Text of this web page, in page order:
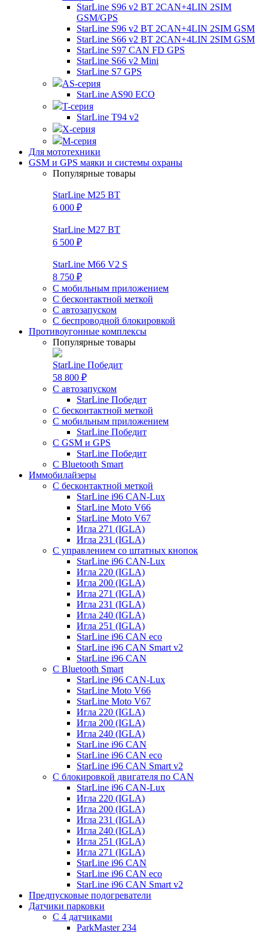
StarLine S96 v2 BT 2CAN+4LIN 2SIM
GSM/GPS
StarLine S96 v2 BT 2CAN+4LIN 2SIM GSM
StarLine S66 v2 BT 2CAN+4LIN 2SIM GSM
StarLine S97 CAN FD GPS
StarLine S66 v2 Mini
StarLine S7 GPS
AS-серия
StarLine AS90 ECO
T-серия
StarLine T94 v2
X-серия
M-серия
Для мототехники
GSM и GPS маяки и системы охраны
Популярные товары
StarLine M25 BT
6 000 ₽
StarLine M27 BT
6 500 ₽
StarLine M66 V2 S
8 750 ₽
С мобильным приложением
С бесконтактной меткой
С автозапуском
С беспроводной блокировкой
Противоугонные комплексы
Популярные товары
StarLine Победит
58 800 ₽
С автозапуском
StarLine Победит
С бесконтактной меткой
С мобильным приложением
StarLine Победит
С GSM и GPS
StarLine Победит
С Bluetooth Smart
Иммобилайзеры
С бесконтактной меткой
StarLine i96 CAN-Lux
StarLine Moto V66
StarLine Moto V67
Игла 271 (IGLA)
Игла 231 (IGLA)
С управлением со штатных кнопок
StarLine i96 CAN-Lux
Игла 220 (IGLA)
Игла 200 (IGLA)
Игла 271 (IGLA)
Игла 231 (IGLA)
Игла 240 (IGLA)
Игла 251 (IGLA)
StarLine i96 CAN eco
StarLine i96 CAN Smart v2
StarLine i96 CAN
С Bluetooth Smart
StarLine i96 CAN-Lux
StarLine Moto V66
StarLine Moto V67
Игла 220 (IGLA)
Игла 200 (IGLA)
Игла 240 (IGLA)
StarLine i96 CAN
StarLine i96 CAN eco
StarLine i96 CAN Smart v2
С блокировкой двигателя по CAN
StarLine i96 CAN-Lux
Игла 220 (IGLA)
Игла 200 (IGLA)
Игла 231 (IGLA)
Игла 240 (IGLA)
Игла 251 (IGLA)
Игла 271 (IGLA)
StarLine i96 CAN
StarLine i96 CAN eco
StarLine i96 CAN Smart v2
Предпусковые подогреватели
Датчики парковки
С 4 датчиками
ParkMaster 234